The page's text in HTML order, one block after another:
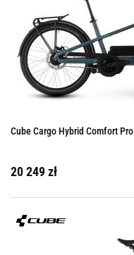
Cube Cargo Hybrid Comfort
20 249 zł